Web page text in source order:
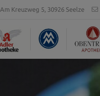
Am Kreuzweg 5, 30926 Seelze